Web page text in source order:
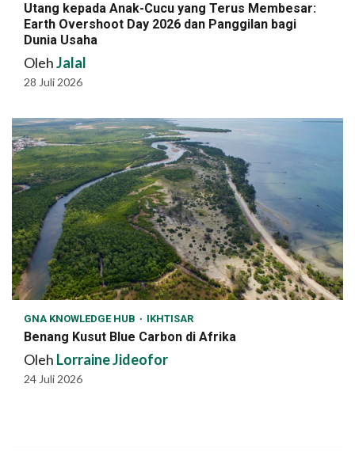
Utang kepada Anak-Cucu yang Terus Membesar:
Earth Overshoot Day 2026 dan Panggilan bagi
Dunia Usaha
OlehJalal
28 Juli 2026
GNA KNOWLEDGE HUB IKHTISAR
Benang Kusut Blue Carbon di Afrika
Oleh Lorraine Jideofor
24 Juli 2026